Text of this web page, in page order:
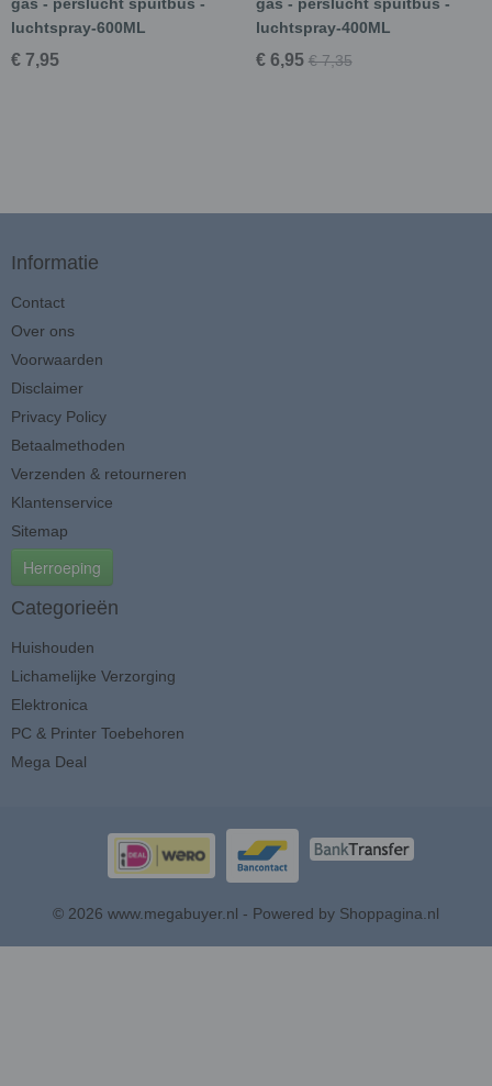
gas - perslucht spuitbus -
luchtspray-600ML
€ 7,95
gas - perslucht spuitbus -
luchtspray-400ML
€ 6,95 € 7,35
Informatie
Contact
Over ons
Voorwaarden
Disclaimer
Privacy Policy
Betaalmethoden
Verzenden & retourneren
Klantenservice
Sitemap
Herroeping
Categorieën
Huishouden
Lichamelijke Verzorging
Elektronica
PC & Printer Toebehoren
Mega Deal
© 2026 www.megabuyer.nl - Powered by Shoppagina.nl